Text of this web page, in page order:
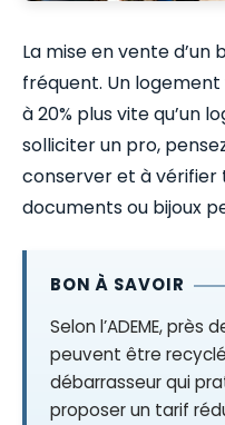
La mise en vente
fréquent. Un logement
à 20% plus vite qu’un
solliciter un pro,
conserver et à vérifier
documents ou bijoux
BON À SAVOIR
Selon l’ADEME,
peuvent être
débarrasseur qui
proposer un tarif